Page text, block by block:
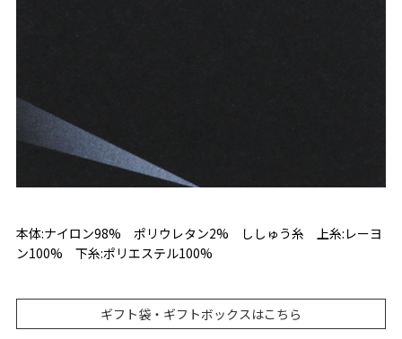
本体:ナイロン98% ポリウレタン2% ししゅう糸 上糸:レーヨ
ン100% 下糸:ポリエステル100%
ギフト袋・ギフトボックスはこちら